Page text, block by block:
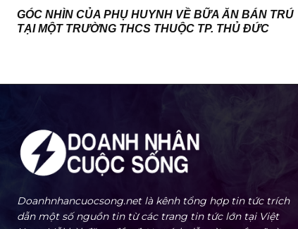
GÓC NHÌN CỦA PHỤ HUYNH VỀ BỮA ĂN BÁN TRÚ
TẠI MỘT TRƯỜNG THCS THUỘC TP. THỦ ĐỨC
Doanhnhancuocsong.net là kênh tổng hợp tin tức trích
dẫn một số nguồn tin từ các trang tin tức lớn tại Việt